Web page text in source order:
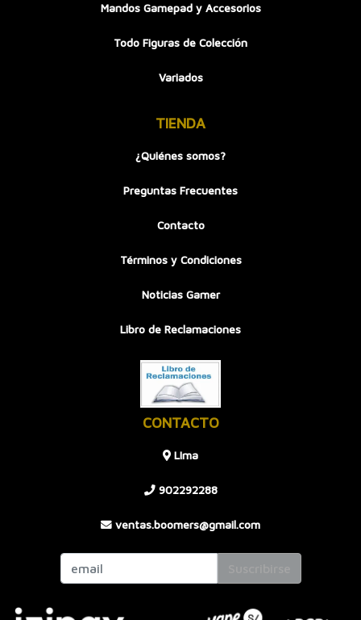
Mandos Gamepad y Accesorios
Todo Figuras de Colección
Variados
TIENDA
¿Quiénes somos?
Preguntas Frecuentes
Contacto
Términos y Condiciones
Noticias Gamer
Libro de Reclamaciones
CONTACTO
LIma
902292288
ventas.boomers@gmail.com